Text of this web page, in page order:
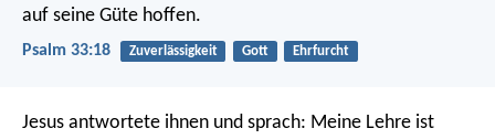
auf seine Güte hoffen.
Psalm 33:18 Zuverlässigkeit Gott Ehrfurcht
Jesus antwortete ihnen und sprach: Meine Lehre ist